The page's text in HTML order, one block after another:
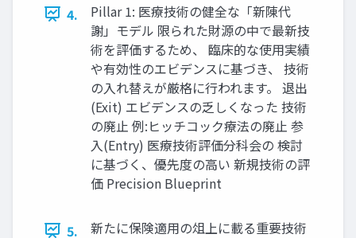
4.
Pillar 1: 医療技術の健全な「新陳代
謝」モデル 限られた財源の中で最新技
術を評価するため、 臨床的な使用実績
や有効性のエビデンスに基づき、 技術
の入れ替えが厳格に行われます。 退出
(Exit) エビデンスの乏しくなった 技術
の廃止 例:ヒッチコック療法の廃止 参
入(Entry) 医療技術評価分科会の 検討
に基づく、優先度の高い 新規技術の評
価 Precision Blueprint
5.
新たに保険適用の俎上に載る重要技術